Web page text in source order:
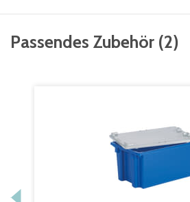
Passendes Zubehör (2)